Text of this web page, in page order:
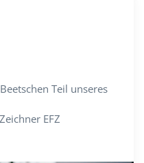
Teil unseres
EFZ